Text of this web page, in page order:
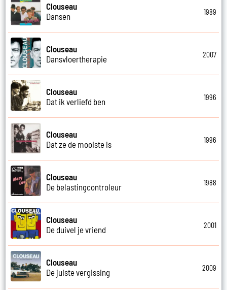
Clouseau
Dansen
1989
Clouseau
Dansvloertherapie
2007
Clouseau
Dat ik verliefd ben
1996
Clouseau
Dat ze de mooiste is
1996
Clouseau
De belastingcontroleur
1988
Clouseau
De duivel je vriend
2001
Clouseau
De juiste vergissing
2009